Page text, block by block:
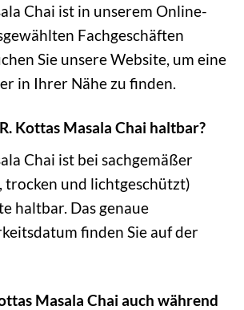
Chai ist in unserem Online-
Fachgeschäften
Sie unsere Website, um eine
in Ihrer Nähe zu finden.
Kottas Masala Chai haltbar?
Chai ist bei sachgemäßer
trocken und lichtgeschützt)
haltbar. Das genaue
finden Sie auf der
Masala Chai auch während